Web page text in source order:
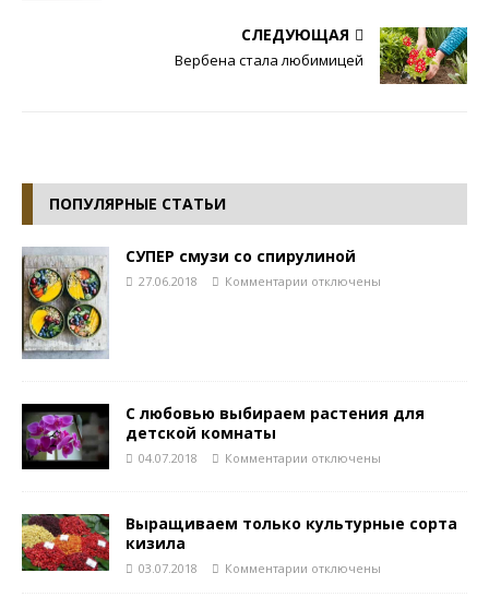
СЛЕДУЮЩАЯ
Вербена стала любимицей
ПОПУЛЯРНЫЕ СТАТЬИ
СУПЕР смузи со спирулиной
27.06.2018 Комментарии отключены
С любовью выбираем растения для
детской комнаты
04.07.2018 Комментарии отключены
Выращиваем только культурные сорта
кизила
03.07.2018 Комментарии отключены